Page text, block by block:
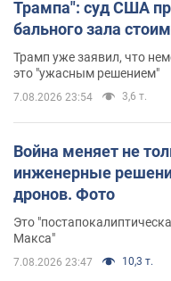
Трампа": суд США
бального зала
Трамп уже заявил, что
это "ужасным решением"
7.08.2026 23:54 3,6 т.
Война меняет не
инженерные
дронов. Фото
Это
Макса"
7.08.2026 23:47 10,3 т.